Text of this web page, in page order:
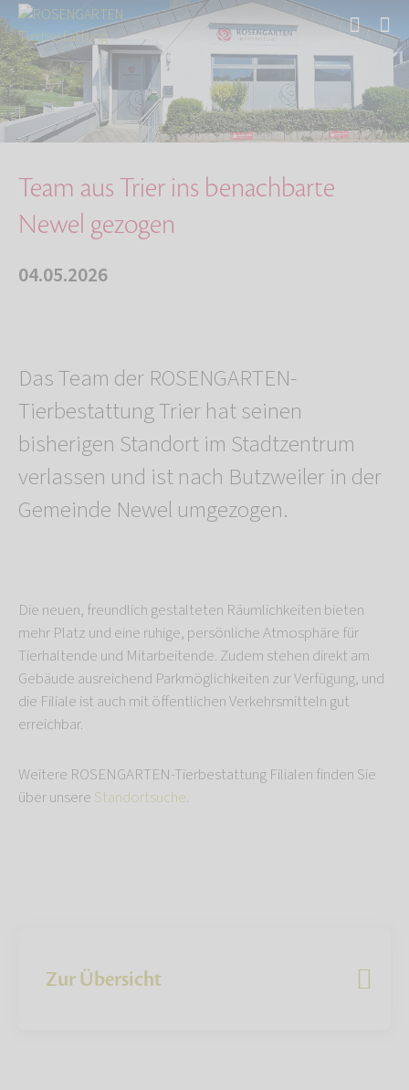
Start Über uns
Aktuelles
Team aus Trier ins benachbarte Newel gezogen
Team aus Trier ins benachbarte
Newel gezogen
04.05.2026
Das Team der ROSENGARTEN-
Tierbestattung Trier hat seinen
bisherigen Standort im Stadtzentrum
verlassen und ist nach Butzweiler in der
Gemeinde Newel umgezogen.
Die neuen, freundlich gestalteten Räumlichkeiten bieten
mehr Platz und eine ruhige, persönliche Atmosphäre für
Tierhaltende und Mitarbeitende. Zudem stehen direkt am
Gebäude ausreichend Parkmöglichkeiten zur Verfügung, und
die Filiale ist auch mit öffentlichen Verkehrsmitteln gut
erreichbar.
Weitere ROSENGARTEN-Tierbestattung Filialen finden Sie
über unsere Standortsuche.
Zur Übersicht